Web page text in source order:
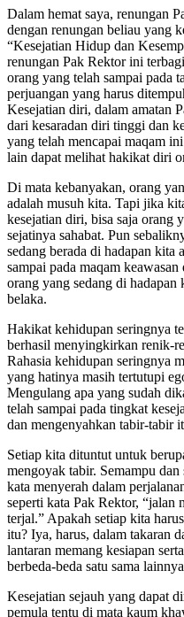
Dalam hemat saya, renungan
dengan renungan beliau yang
“Kesejatian Hidup dan
renungan Pak Rektor ini
orang yang telah sampai pada
perjuangan yang harus
Kesejatian diri, dalam amatan
dari kesaradan diri tinggi dan
yang telah mencapai maqam
lain dapat melihat hakikat diri
Di mata kebanyakan, orang
adalah musuh kita. Tapi jika
kesejatian diri, bisa saja orang
sejatinya sahabat. Pun
sedang berada di hadapan
sampai pada maqam
orang yang sedang di
belaka.
Hakikat kehidupan seringnya
berhasil menyingkirkan renik-
Rahasia kehidupan seringnya
yang hatinya masih tertutupi
Mengulang apa yang sudah
telah sampai pada tingkat
dan mengenyahkan tabir-tabir
Setiap kita dituntut untuk
mengoyak tabir. Semampu
kata menyerah dalam
seperti kata Pak Rektor, “jalan
terjal.” Apakah setiap kita
itu? Iya, harus, dalam takaran
lantaran memang kesiapan
berbeda-beda satu sama
Kesejatian sejauh yang dapat
pemula tentu di mata kaum